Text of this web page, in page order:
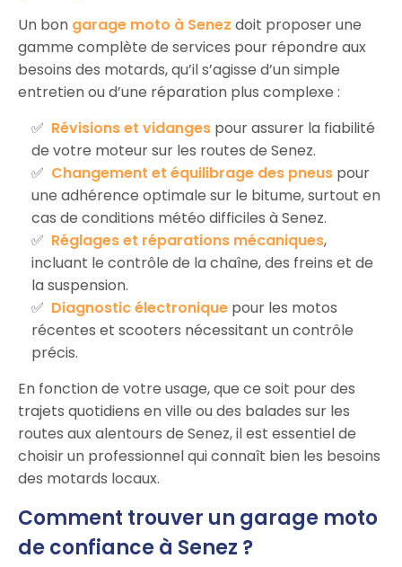
Un bon garage moto à Senez doit proposer une
gamme complète de services pour répondre aux
besoins des motards, qu’il s’agisse d’un simple
entretien ou d’une réparation plus complexe :
Révisions et vidanges pour assurer la fiabilité
de votre moteur sur les routes de Senez.
Changement et équilibrage des pneus pour
une adhérence optimale sur le bitume, surtout en
cas de conditions météo difficiles à Senez.
Réglages et réparations mécaniques,
incluant le contrôle de la chaîne, des freins et de
la suspension.
Diagnostic électronique pour les motos
récentes et scooters nécessitant un contrôle
précis.
En fonction de votre usage, que ce soit pour des
trajets quotidiens en ville ou des balades sur les
routes aux alentours de Senez, il est essentiel de
choisir un professionnel qui connaît bien les besoins
des motards locaux.
Comment trouver un garage moto
de confiance à Senez ?